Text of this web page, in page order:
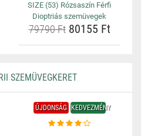
SIZE (53) Rózsaszín Férfi
Dioptriás szemüvegek
79790 Ft80155 Ft
SZEMÜVEGKERET
ÚJDONSÁG KEDVEZMÉNY